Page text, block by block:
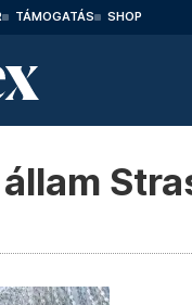
TÁMOGATÁS SHOP